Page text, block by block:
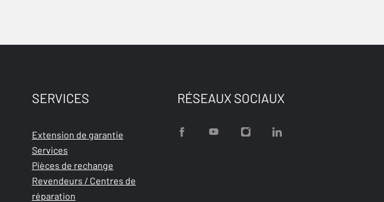
SERVICES
Extension de garantie
Services
Pièces de rechange
Revendeurs / Centres de
réparation
RÉSEAUX SOCIAUX